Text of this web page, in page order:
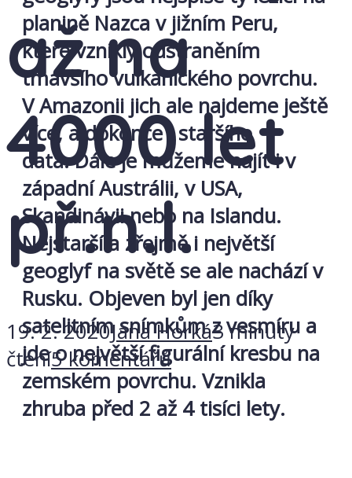
až na
4000 let
př.n.l.
19. 2. 2020Jana Horká3 minuty
čtení5 komentářů
planině Nazca v jižním Peru,
které vznikly odstraněním
tmavšího vulkanického povrchu.
V Amazonii jich ale najdeme ještě
více, a dokonce i staršího
data. Dále je můžeme najít i v
západní Austrálii, v USA,
Skandinávii nebo na Islandu.
Nejstarší a zřejmě i největší
geoglyf na světě se ale nachází v
Rusku. Objeven byl jen díky
satelitním snímkům z vesmíru a
jde o největší figurální kresbu na
zemském povrchu. Vznikla
zhruba před 2 až 4 tisíci lety.